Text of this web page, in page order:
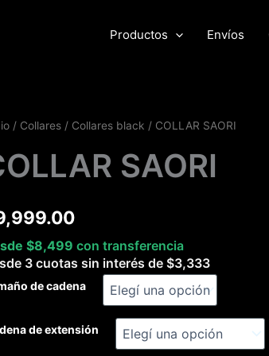
Productos Envíos
/ Collares / Collares black / COLLAR SAORI
SAORI
$8,499 con transferencia
3 cuotas sin interés de $3,333
de cadena
de extensión